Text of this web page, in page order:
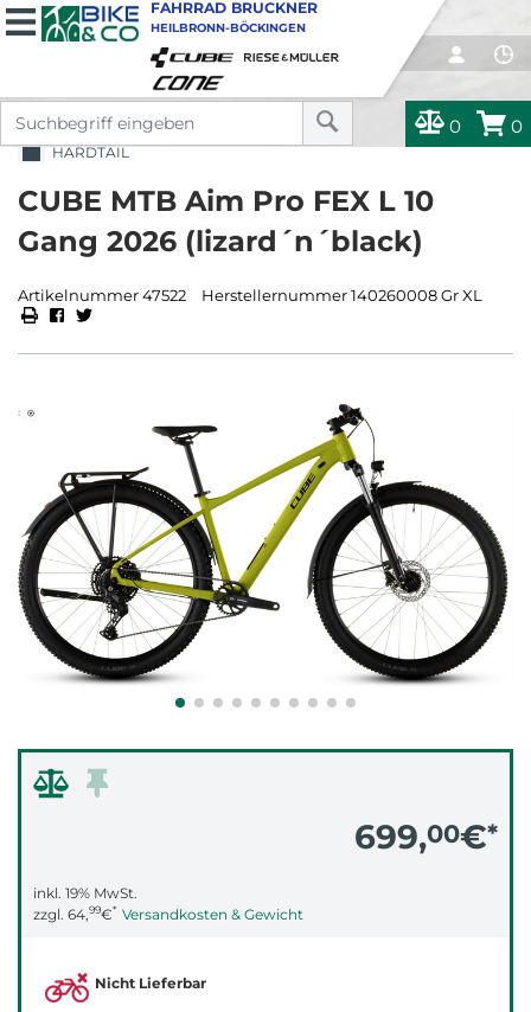
0 0
FAHRRAD BRUCKNER
HEILBRONN-BÖCKINGEN
HARDTAIL
CUBE MTB Aim Pro FEX L 10
Gang 2026 (lizard´n´black)
Artikelnummer 47522 Herstellernummer 140260008 Gr XL
699,00€*
inkl. 19% MwSt.
zzgl. 64,99€* Versandkosten & Gewicht
Nicht Lieferbar